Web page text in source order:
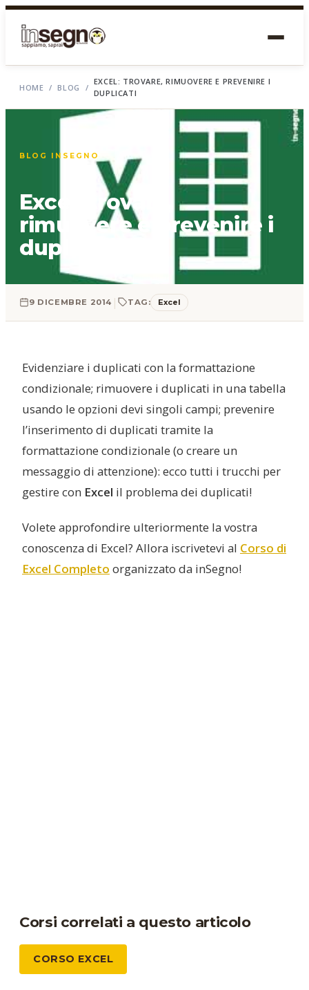
HOME / BLOG /
EXCEL: TROVARE, RIMUOVERE E PREVENIRE I
DUPLICATI
BLOG INSEGNO
Excel: trovare,
rimuovere e prevenire i
duplicati
9 DICEMBRE 2014 | TAG: Excel
Evidenziare i duplicati con la formattazione
condizionale; rimuovere i duplicati in una tabella
usando le opzioni devi singoli campi; prevenire
l’inserimento di duplicati tramite la
formattazione condizionale (o creare un
messaggio di attenzione): ecco tutti i trucchi per
gestire con Excel il problema dei duplicati!
Volete approfondire ulteriormente la vostra
conoscenza di Excel? Allora iscrivetevi al Corso di
Excel Completo organizzato da inSegno!
Corsi correlati a questo articolo
CORSO EXCEL